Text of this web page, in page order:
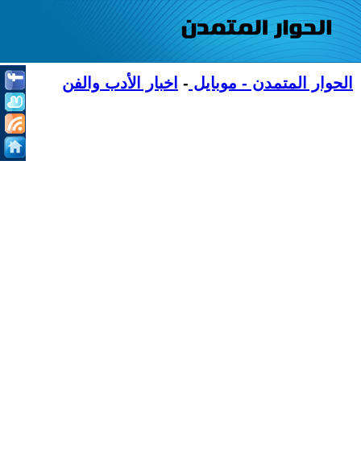
الحوار المتمدن - موبايل - اخبار الأدب والفن